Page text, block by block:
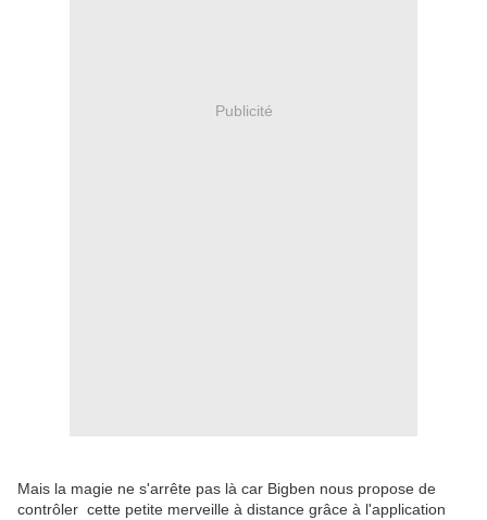
Publicité
Mais la magie ne s'arrête pas là car Bigben nous propose de
contrôler cette petite merveille à distance grâce à l'application